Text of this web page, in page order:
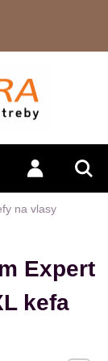
Prihlásiť
€
na vlasy
Expert
kefa